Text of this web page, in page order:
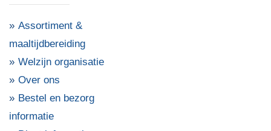
Assortiment &
maaltijdbereiding
Welzijn organisatie
Over ons
Bestel en bezorg
informatie